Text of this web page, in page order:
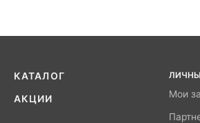
КАТАЛОГ
АКЦИИ Мои